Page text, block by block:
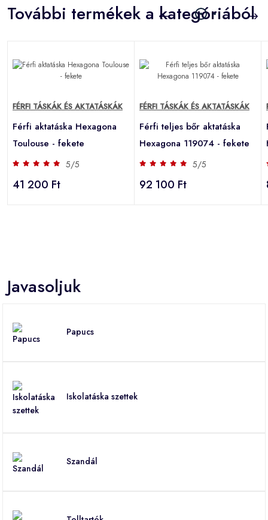
További termékek a kategóriából
FÉRFI TÁSKÁK ÉS AKTATÁSKÁK
Férfi aktatáska Hexagona
Toulouse - fekete
5/5
41 200 Ft
FÉRFI TÁSKÁK ÉS AKTATÁSKÁK
Férfi teljes bőr aktatáska
Hexagona 119074 - fekete
5/5
92 100 Ft
Javasoljuk
Papucs
Iskolatáska szettek
Szandál